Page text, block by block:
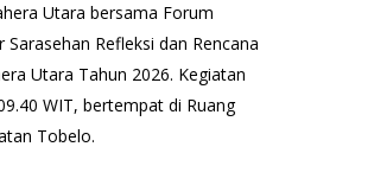
Utara bersama Forum
Refleksi dan Rencana
Utara Tahun 2026. Kegiatan
WIT, bertempat di Ruang
Tobelo.